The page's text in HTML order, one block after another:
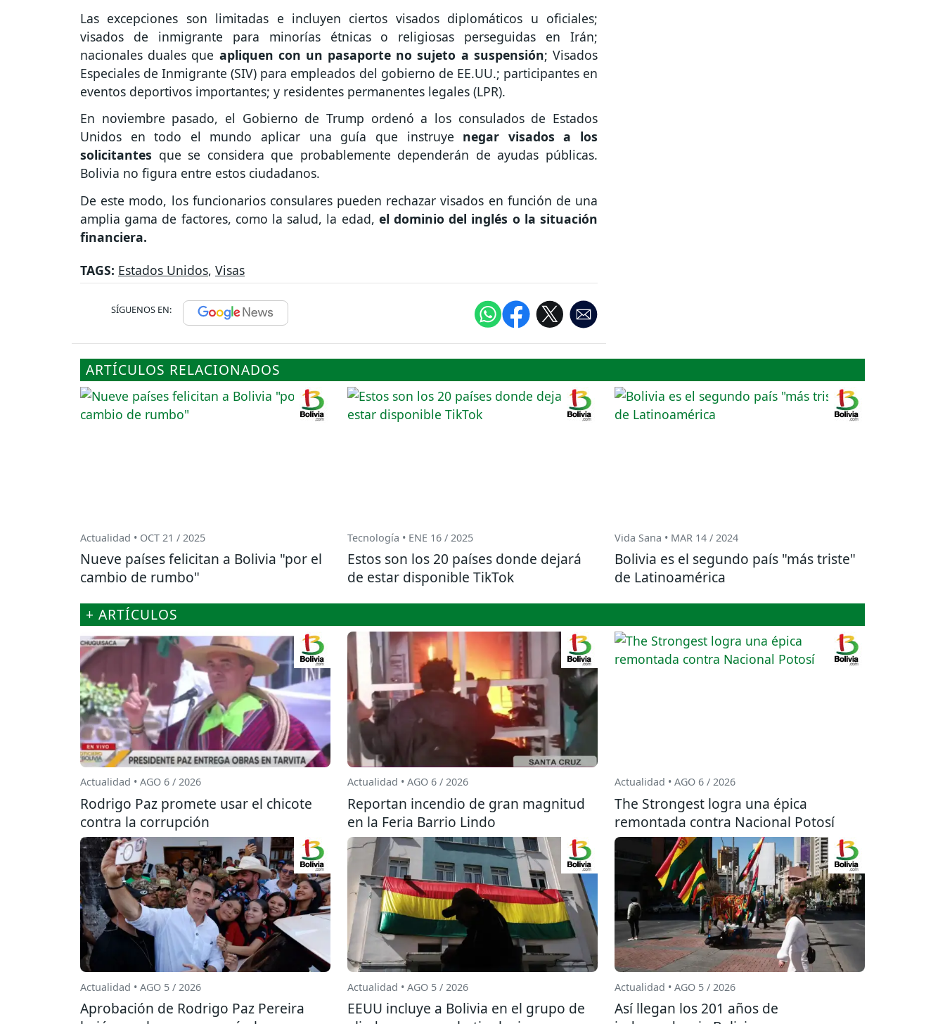
Las excepciones son limitadas e incluyen ciertos visados diplomáticos u oficiales;
visados de inmigrante para minorías étnicas o religiosas perseguidas en Irán;
nacionales duales que apliquen con un pasaporte no sujeto a suspensión; Visados
Especiales de Inmigrante (SIV) para empleados del gobierno de EE.UU.; participantes en
eventos deportivos importantes; y residentes permanentes legales (LPR).
En noviembre pasado, el Gobierno de Trump ordenó a los consulados de Estados
Unidos en todo el mundo aplicar una guía que instruye negar visados a los
solicitantes que se considera que probablemente dependerán de ayudas públicas.
Bolivia no figura entre estos ciudadanos.
De este modo, los funcionarios consulares pueden rechazar visados en función de una
amplia gama de factores, como la salud, la edad, el dominio del inglés o la situación
financiera.
TAGS: Estados Unidos, Visas
SÍGUENOS EN:
ARTÍCULOS RELACIONADOS
Actualidad • OCT 21 / 2025
Nueve países felicitan a Bolivia "por el
cambio de rumbo"
Tecnología • ENE 16 / 2025
Estos son los 20 países donde dejará
de estar disponible TikTok
Vida Sana • MAR 14 / 2024
Bolivia es el segundo país "más triste"
de Latinoamérica
+ ARTÍCULOS
Actualidad • AGO 6 / 2026
Rodrigo Paz promete usar el chicote
contra la corrupción
Actualidad • AGO 6 / 2026
Reportan incendio de gran magnitud
en la Feria Barrio Lindo
Actualidad • AGO 6 / 2026
The Strongest logra una épica
remontada contra Nacional Potosí
Actualidad • AGO 5 / 2026
Aprobación de Rodrigo Paz Pereira
Actualidad • AGO 5 / 2026
EEUU incluye a Bolivia en el grupo de
Actualidad • AGO 5 / 2026
Así llegan los 201 años de